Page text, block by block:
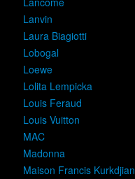
Lanvin
Laura Biagiotti
Lobogal
Loewe
Lolita Lempicka
Louis Feraud
Louis Vuitton
MAC
Madonna
Maison Francis Kurkdjian